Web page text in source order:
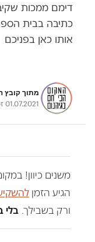
דימם ממכות
כתיבה בבית הספר
אותו כאן בפניכם
מתוך קובץ
01.07.2021
·
משנים כיוון!
הגיע הזמן
ורק בשבילך. בלי